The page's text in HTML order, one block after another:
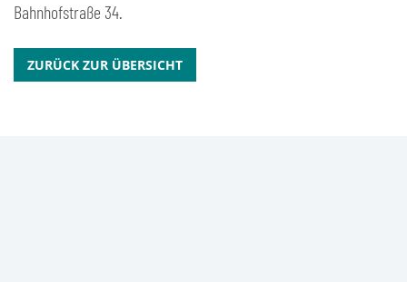
Bahnhofstraße 34.
ZURÜCK ZUR ÜBERSICHT